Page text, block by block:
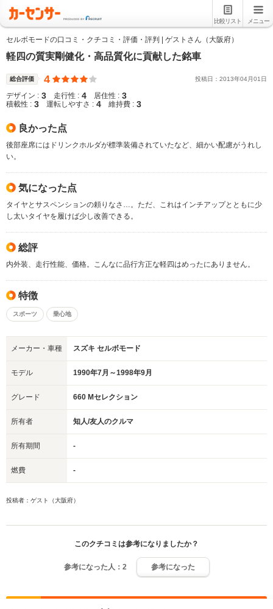
比較リスト メニュー
セルボモードの口コミ・クチコミ・評価・評判 | ゲストさん（大阪府）
軽四の質実剛健化・高品質化に貢献した銘車
総合評価 4 投稿日： 2013年04月01 日
デザイン : 3 走行性 : 4 居住性 : 3
積載性 : 3 運転しやすさ : 4 維持費 : 3
良かった点
後部座席にはドリンクホルダが標準装備されていたなど、細かい配慮がうれし
い。
気になった点
タイヤとサスペンションの頼りなさ…。ただ、これはインチアップとともに少
し太いタイヤを履けば少し改善できる。
総評
内外装、走行性能、価格。こんなに品行方正な軽四はめったにありません。
特徴
スポーツ 乗心地
メーカー・車種 スズキ セルボモード
モデル 1990年7月～1998年9月
グレード 660 Mセレクション
所有者 知人/友人のクルマ
所有期間 -
燃費 -
投稿者：ゲスト（大阪府）
このクチコミは参考になりましたか？
参考になった人： 2 参考になった